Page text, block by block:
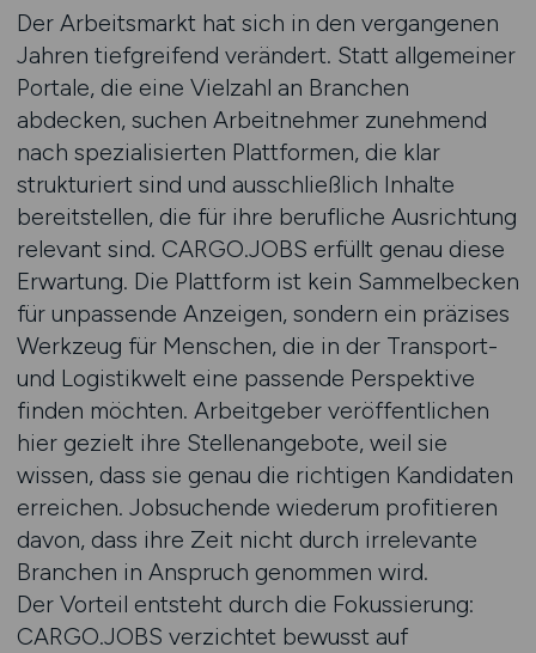
Der Arbeitsmarkt hat sich in den vergangenen
Jahren tiefgreifend verändert. Statt allgemeiner
Portale, die eine Vielzahl an Branchen
abdecken, suchen Arbeitnehmer zunehmend
nach spezialisierten Plattformen, die klar
strukturiert sind und ausschließlich Inhalte
bereitstellen, die für ihre berufliche Ausrichtung
relevant sind. CARGO.JOBS erfüllt genau diese
Erwartung. Die Plattform ist kein Sammelbecken
für unpassende Anzeigen, sondern ein präzises
Werkzeug für Menschen, die in der Transport-
und Logistikwelt eine passende Perspektive
finden möchten. Arbeitgeber veröffentlichen
hier gezielt ihre Stellenangebote, weil sie
wissen, dass sie genau die richtigen Kandidaten
erreichen. Jobsuchende wiederum profitieren
davon, dass ihre Zeit nicht durch irrelevante
Branchen in Anspruch genommen wird.
Der Vorteil entsteht durch die Fokussierung:
CARGO.JOBS verzichtet bewusst auf